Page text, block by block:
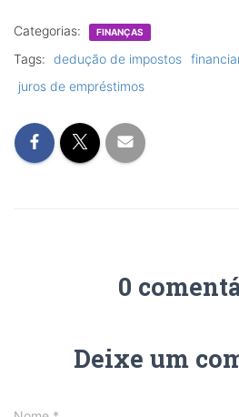
Categorias: FINANÇAS
Tags: dedução de impostos
juros de empréstimos
0
Deixe um